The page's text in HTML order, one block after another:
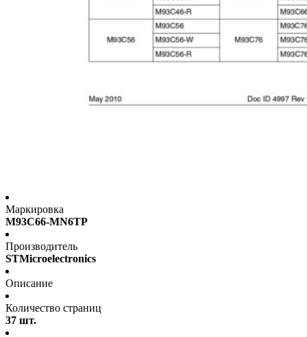
Маркировка
M93C66-MN6TP
Производитель
STMicroelectronics
Описание
Количество страниц
37 шт.